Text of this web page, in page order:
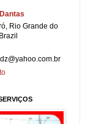
Rio Grande do